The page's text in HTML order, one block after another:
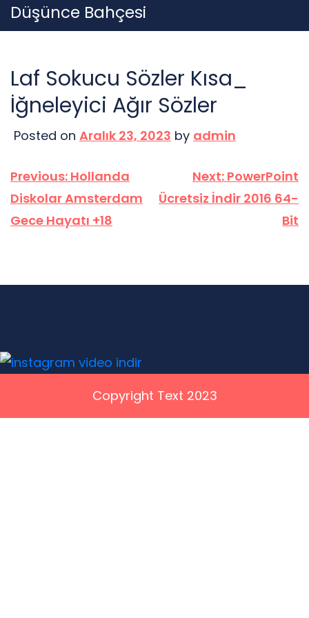
Skip
to
Düşünce Bahçesi
Laf Sokucu Sözler Kısa_
İğneleyici Ağır Sözler
Posted on Aralık 23, 2023 by admin
Yazı
gezinmesi
Previous: Hollanda
Diskolar Amsterdam
Gece Hayatı +18
Next: PowerPoint
Ücretsiz İndir 2016 64-
Bit
Copyright Text 2023